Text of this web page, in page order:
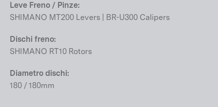
Leve Freno / Pinze:
SHIMANO MT200 Levers | BR-U300 Calipers
Dischi freno:
SHIMANO RT10 Rotors
Diametro dischi:
180 / 180mm